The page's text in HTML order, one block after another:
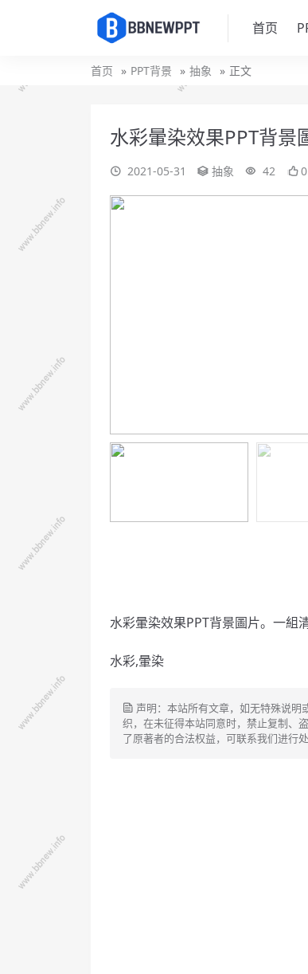
首页
首页 PPT背景 抽象 正文
水彩暈染效果PPT背景
2021-05-31 抽象 42 0
水彩暈染效果PPT背景圖片。一組
水彩,暈染
声明：本站所有文章，如无特殊说
织，在未征得本站同意时，禁止复制、
了原著者的合法权益，可联系我们进行处